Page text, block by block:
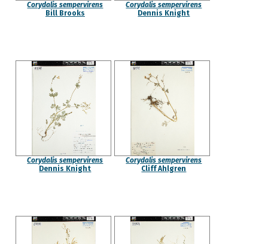
Corydalis sempervirens
Bill Brooks
Corydalis sempervirens
Dennis Knight
Corydalis sempervirens
Dennis Knight
Corydalis sempervirens
Cliff Ahlgren